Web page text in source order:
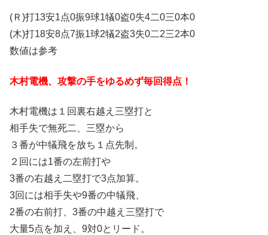
(Ｒ)打13安1点0振9球1犠0盗0失4二0三0本0
(木)打18安8点7振1球2犠2盗3失0二2三2本0
数値は参考
木村電機、攻撃の手をゆるめず毎回得点！
木村電機は１回裏右越え三塁打と
相手失で無死二、三塁から
３番が中犠飛を放ち１点先制。
２回には1番の左前打や
3番の右越え二塁打で3点加算。
3回には相手失や9番の中犠飛、
2番の右前打、3番の中越え三塁打で
大量5点を加え、9対0とリード。